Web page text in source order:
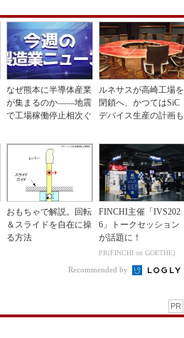
なぜ熊本に半導体産業
が集まるのか――地震
で工場稼働停止相次ぐ
ルネサスが高崎工場を
閉鎖へ、かつてはSiC
デバイス生産の計画も
おもちゃで解説。回転
＆スライドを自在に操
る方法
FINCHI主催「IVS202
6」トークセッション
が話題に！
PR(FINCHI on GOETHE)
Recommended by
PR